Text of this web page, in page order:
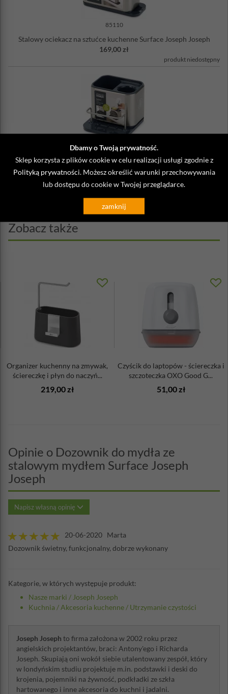
Dbamy o Twoją prywatność.
Sklep korzysta z plików cookie w celu realizacji usługi zgodnie z
Polityką prywatności . Możesz określić warunki przechowywania
lub dostępu do cookie w Twojej przeglądarce.
zamknij
85110
Stalowy ociekacz na sztućce kuchenne Surface Joseph Joseph
169,00 zł
produkt niedostępny
85111
Mały pojemnik na akcesoria do zmywania Surface Joseph
Joseph
99,00 zł
Zobacz także
Organizer kuchenny na zmywak,
ściereczkę i płyn do naczyń...
219,00 zł
Czyścik do laptopów - ściereczka i
szczoteczka OXO Good G...
51,00 zł
Opinie o Dozownik do mydła ze
stalowym mydłem Surface Joseph
Joseph
Napisz własną opinię
20-06-2020 Marta
Dozownik świetny, funkcjonalny, dobrze wykonany
Kategorie, w których występuje produkt:
Nasze marki / Joseph Joseph
Kuchnia /Akcesoria kuchenne / Utrzymanie czystości
Joseph Joseph to firma założona w 2002 roku przez
angielskich projektantów, braci: Antony'ego i Richarda
Joseph. Skupiają oni wokół siebie utalentowany zespół, który
w londyńskim studiu projektuje m.in. podstawki i deski do
krojenia, pojemniki na żywność, podkładki ze szkła
hartowanego i inne akcesoria do kuchni i jadalni.